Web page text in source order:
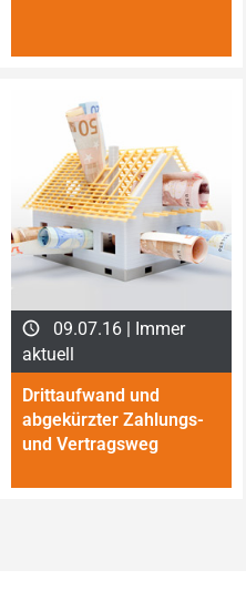
09.07.16 | Immer
aktuell
Drittaufwand und
abgekürzter Zahlungs-
und Vertragsweg